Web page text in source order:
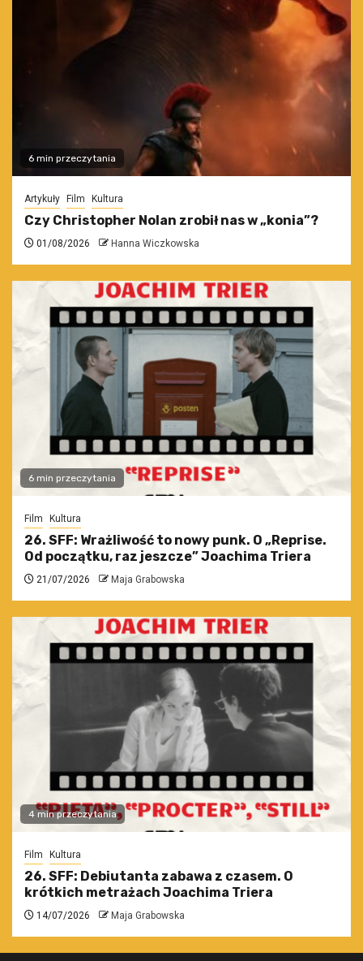
6 min przeczytania
Artykuły Film Kultura
Czy Christopher Nolan zrobił nas w „konia”?
01/08/2026 Hanna Wiczkowska
6 min przeczytania
Film Kultura
26. SFF: Wrażliwość to nowy punk. O „Reprise.
Od początku, raz jeszcze” Joachima Triera
21/07/2026 Maja Grabowska
4 min przeczytania
Film Kultura
26. SFF: Debiutanta zabawa z czasem. O
krótkich metrażach Joachima Triera
14/07/2026 Maja Grabowska